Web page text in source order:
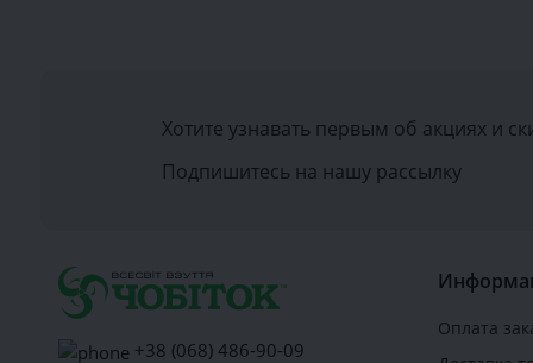
Хотите узнавать первым об акциях и
Подпишитесь на нашу рассылку
+38 (068) 486-90-09
Оплата